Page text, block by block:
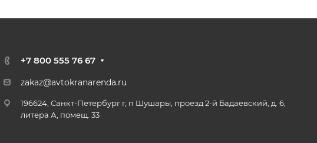
+7 800 555 76 67
zakaz@avtokranarenda.ru
196624, Санкт-Петербург г, п Шушары, проезд 2-й Бадаевский, д. 6,
литера А, помещ. 33